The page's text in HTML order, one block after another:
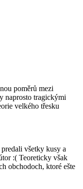
poměrů mezi
naprosto tragickými
velkého třesku
všetky kusy a
:( Teoreticky však
obchodoch, ktoré ešte